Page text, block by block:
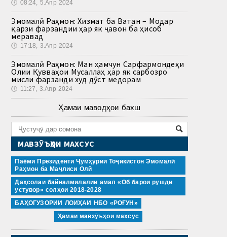
🕔 08:24, 5.Апр 2024
Эмомалӣ Раҳмон: Хизмат ба Ватан – Модар
қарзи фарзандии ҳар як ҷавон ба ҳисоб
меравад
🕔 17:18, 3.Апр 2024
Эмомалӣ Раҳмон: Ман ҳамчун Сарфармондеҳи
Олии Қувваҳои Мусаллаҳ ҳар як сарбозро
мисли фарзанди худ дӯст медорам
🕔 11:27, 3.Апр 2024
Ҳамаи маводҳои бахш
МАВЗӮЪҲОИ МАХСУС
Паёми Президенти Ҷумҳурии Тоҷикистон Эмомалӣ
Раҳмон ба Маҷлиси Олӣ
Даҳсолаи байналмилалии амал «Об барои рушди
устувор» солҳои 2018-2028
БАҲОГУЗОРИИ ЛОИҲАИ НБО «РОҒУН»
Ҳамаи мавзӯъҳои махсус